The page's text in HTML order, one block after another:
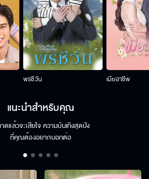
พรชีวัน เมียอาชีพ
แนะนำสำหรับคุณ
ดแล้วจะเสียใจ ความบันเทิงสุดปัง
ที่คุณต้องอยากบอกต่อ